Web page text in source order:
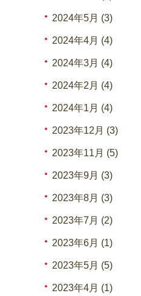
2024年5月 (3)
2024年4月 (4)
2024年3月 (4)
2024年2月 (4)
2024年1月 (4)
2023年12月 (3)
2023年11月 (5)
2023年9月 (3)
2023年8月 (3)
2023年7月 (2)
2023年6月 (1)
2023年5月 (5)
2023年4月 (1)